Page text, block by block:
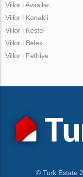
Villor i Avsallar
Villor i Konakli
Villor i Kestel
Villor i Belek
Villor i Fethiye
© Turk.Estate